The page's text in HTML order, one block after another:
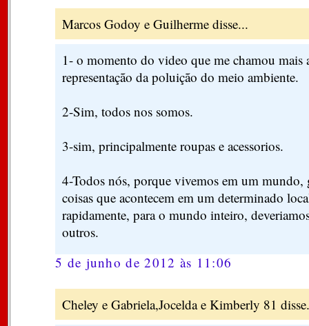
Marcos Godoy e Guilherme disse...
1- o momento do video que me chamou mais
representação da poluição do meio ambiente.
2-Sim, todos nos somos.
3-sim, principalmente roupas e acessorios.
4-Todos nós, porque vivemos em um
coisas que acontecem em um determinado
rapidamente, para o mundo inteiro,
outros.
5 de junho de 2012 às 11:06
Cheley e Gabriela,Jocelda e Kimberly 81